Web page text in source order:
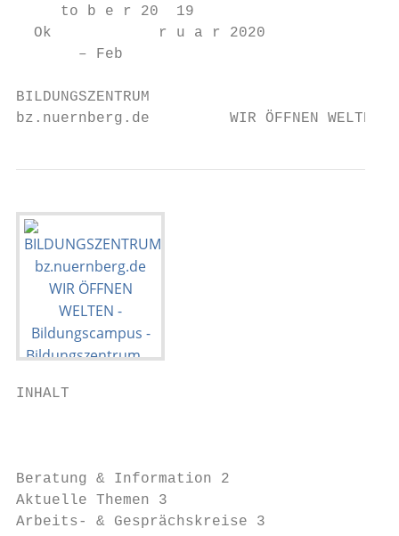
     to b e r 20  19
  Ok            r u a r 2020
       – Feb
BILDUNGSZENTRUM
bz.nuernberg.de         WIR ÖFFNEN WELTEN
INHALT
Beratung & Information 2
Aktuelle Themen 3
Arbeits- & Gesprächskreise 3